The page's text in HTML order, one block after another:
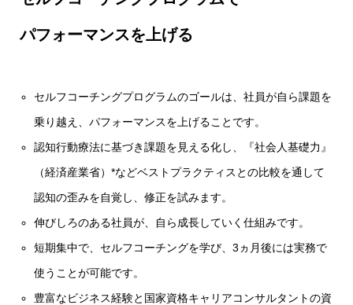
パフォーマンスを上げる
セルフコーチングプログラムのゴールは、社員が自ら課題を
乗り越え、パフォーマンスを上げることです。
認知行動療法に基づき課題を見える化し、『社会人基礎力』
（経済産業省）*などベストプラクティスとの比較を通して
認知の歪みを自覚し、修正を試みます。
伸びしろのある社員が、自ら成長していく仕組みです。
短期集中で、セルフコーチングを学び、3ヵ月後には実務で
使うことが可能です。
豊富なビジネス経験と国家資格キャリアコンサルタントの資